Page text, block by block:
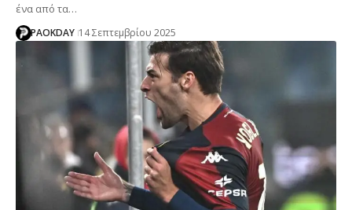
ένα από τα…
PAOKDAY 14 Σεπτεμβρίου 2025